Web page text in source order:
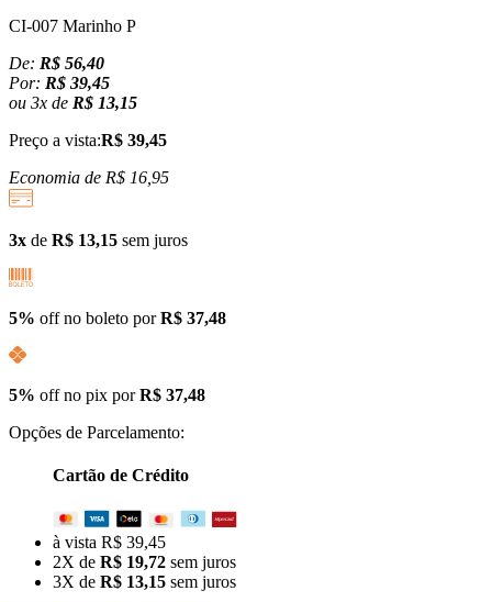
CI-007 Marinho P
De: R$ 56,40
Por: R$ 39,45
ou 3x de R$ 13,15
Preço a vista:R$ 39,45
Economia de R$ 16,95
3x de R$ 13,15 sem juros
5% off no boleto porR$ 37,48
5% off no pix porR$ 37,48
Opções de Parcelamento:
Cartão de Crédito
à vista R$ 39,45
2X de R$ 19,72 sem juros
3X de R$ 13,15 sem juros